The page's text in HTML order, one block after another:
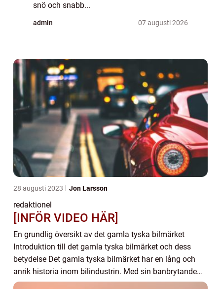
snö och snabb...
admin 07 augusti 2026
28 augusti 2023 Jon Larsson
redaktionel
[INFÖR VIDEO HÄR]
En grundlig översikt av det gamla tyska bilmärket
Introduktion till det gamla tyska bilmärket och dess
betydelse Det gamla tyska bilmärket har en lång och
anrik historia inom bilindustrin. Med sin banbrytande
teknik, pålitliga prestanda och unika des...